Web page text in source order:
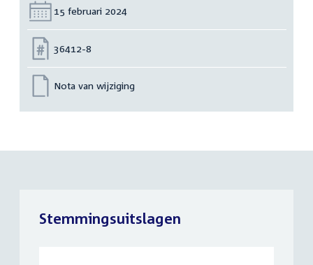
Datum:
15 februari 2024
Nummer:
36412-8
Nota van wijziging
Stemmingsuitslagen